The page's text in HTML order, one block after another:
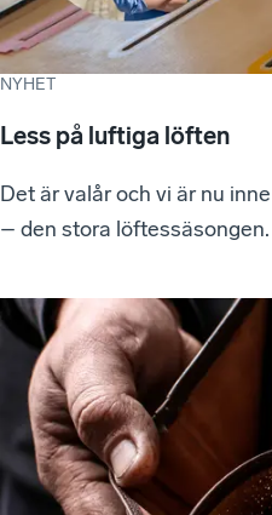
NYHET
Less på luftiga löften
Det är valår och vi är nu
– den stora löftessäsongen.